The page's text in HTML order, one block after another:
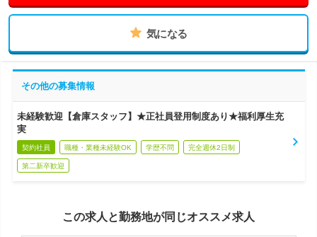
気になる
その他の募集情報
未経験歓迎【倉庫スタッフ】★正社員登用制度あり★福利厚生充
実
契約社員 職種・業種未経験OK 学歴不問 完全週休2日制
第二新卒歓迎
この求人と勤務地が同じオススメ求人